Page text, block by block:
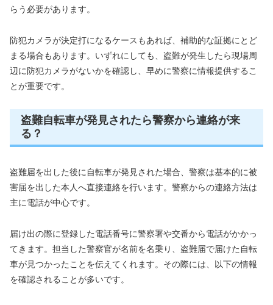
らう必要があります。
防犯カメラが決定打になるケースもあれば、補助的な証拠にとど
まる場合もあります。いずれにしても、盗難が発生したら現場周
辺に防犯カメラがないかを確認し、早めに警察に情報提供するこ
とが重要です。
盗難自転車が発見されたら警察から連絡が来
る？
盗難届を出した後に自転車が発見された場合、警察は基本的に被
害届を出した本人へ直接連絡を行います。警察からの連絡方法は
主に電話が中心です。
届け出の際に登録した電話番号に警察署や交番から電話がかかっ
てきます。担当した警察官が名前を名乗り、盗難届で届けた自転
車が見つかったことを伝えてくれます。その際には、以下の情報
を確認されることが多いです。